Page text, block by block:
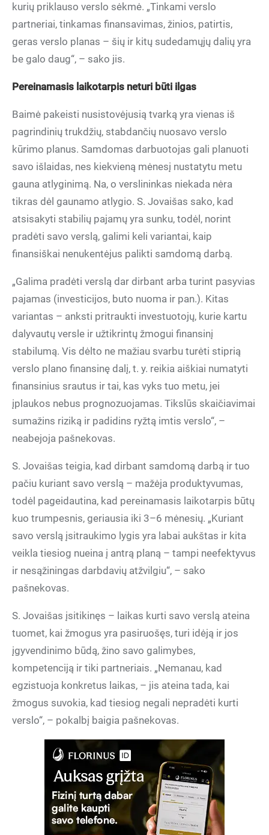
kurių priklauso verslo sėkmė. „Tinkami verslo
partneriai, tinkamas finansavimas, žinios, patirtis,
geras verslo planas – šių ir kitų sudedamųjų dalių yra
be galo daug“, – sako jis.
Pereinamasis laikotarpis neturi būti ilgas
Baimė pakeisti nusistovėjusią tvarką yra vienas iš
pagrindinių trukdžių, stabdančių nuosavo verslo
kūrimo planus. Samdomas darbuotojas gali planuoti
savo išlaidas, nes kiekvieną mėnesį nustatytu metu
gauna atlyginimą. Na, o verslininkas niekada nėra
tikras dėl gaunamo atlygio. S. Jovaišas sako, kad
atsisakyti stabilių pajamų yra sunku, todėl, norint
pradėti savo verslą, galimi keli variantai, kaip
finansiškai nenukentėjus palikti samdomą darbą.
„Galima pradėti verslą dar dirbant arba turint pasyvias
pajamas (investicijos, buto nuoma ir pan.). Kitas
variantas – anksti pritraukti investuotojų, kurie kartu
dalyvautų versle ir užtikrintų žmogui finansinį
stabilumą. Vis dėlto ne mažiau svarbu turėti stiprią
verslo plano finansinę dalį, t. y. reikia aiškiai numatyti
finansinius srautus ir tai, kas vyks tuo metu, jei
įplaukos nebus prognozuojamas. Tikslūs skaičiavimai
sumažins riziką ir padidins ryžtą imtis verslo“, –
neabejoja pašnekovas.
S. Jovaišas teigia, kad dirbant samdomą darbą ir tuo
pačiu kuriant savo verslą – mažėja produktyvumas,
todėl pageidautina, kad pereinamasis laikotarpis būtų
kuo trumpesnis, geriausia iki 3–6 mėnesių. „Kuriant
savo verslą įsitraukimo lygis yra labai aukštas ir kita
veikla tiesiog nueina į antrą planą – tampi neefektyvus
ir nesąžiningas darbdavių atžvilgiu“, – sako
pašnekovas.
S. Jovaišas įsitikinęs – laikas kurti savo verslą ateina
tuomet, kai žmogus yra pasiruošęs, turi idėją ir jos
įgyvendinimo būdą, žino savo galimybes,
kompetenciją ir tiki partneriais. „Nemanau, kad
egzistuoja konkretus laikas, – jis ateina tada, kai
žmogus suvokia, kad tiesiog negali nepradėti kurti
verslo“, – pokalbį baigia pašnekovas.